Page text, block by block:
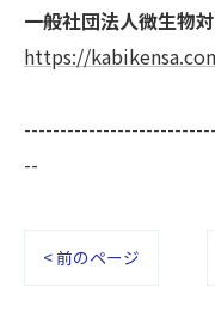
一般社団法人微生物
https://
--
< 前のページ